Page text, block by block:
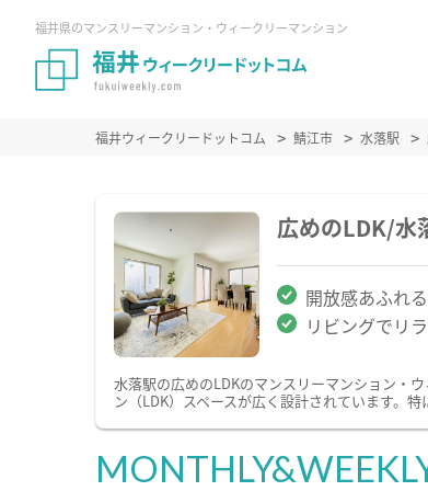
福井県のマンスリーマンション・ウィークリーマンション
福井ウィークリードットコム 鯖江市 水落駅
広めのLDK/水
開放感あふれ
リビングでリ
水落駅の広めのLDKのマンスリーマンション・
ン（LDK）スペースが広く設計されています。